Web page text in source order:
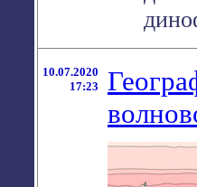
10.07.2020
17:23